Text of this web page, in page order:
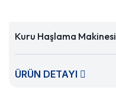
Kuru Haşlama Makinesi
ÜRÜN DETAYI